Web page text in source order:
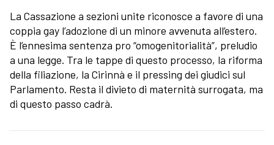
La Cassazione a sezioni unite riconosce a favore di una
coppia gay l’adozione di un minore avvenuta all’estero.
È l’ennesima sentenza pro “omogenitorialità”, preludio
a una legge. Tra le tappe di questo processo, la riforma
della filiazione, la Cirinnà e il pressing dei giudici sul
Parlamento. Resta il divieto di maternità surrogata, ma
di questo passo cadrà.